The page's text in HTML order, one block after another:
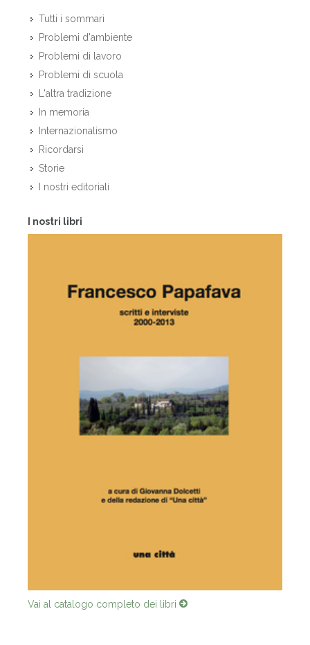
Tutti i sommari
Problemi d'ambiente
Problemi di lavoro
Problemi di scuola
L'altra tradizione
In memoria
Internazionalismo
Ricordarsi
Storie
I nostri editoriali
I nostri libri
Vai al catalogo completo dei libri